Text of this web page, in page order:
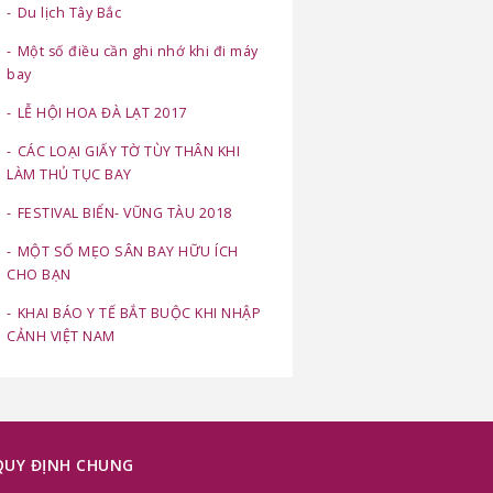
Du lịch Tây Bắc
Một số điều cần ghi nhớ khi đi máy
bay
LỄ HỘI HOA ĐÀ LẠT 2017
CÁC LOẠI GIẤY TỜ TÙY THÂN KHI
LÀM THỦ TỤC BAY
FESTIVAL BIỂN- VŨNG TÀU 2018
MỘT SỐ MẸO SÂN BAY HỮU ÍCH
CHO BẠN
KHAI BÁO Y TẾ BẮT BUỘC KHI NHẬP
CẢNH VIỆT NAM
ĐỊNH CHUNG